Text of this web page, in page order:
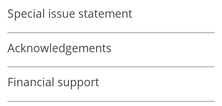
Special issue statement
Acknowledgements
Financial support